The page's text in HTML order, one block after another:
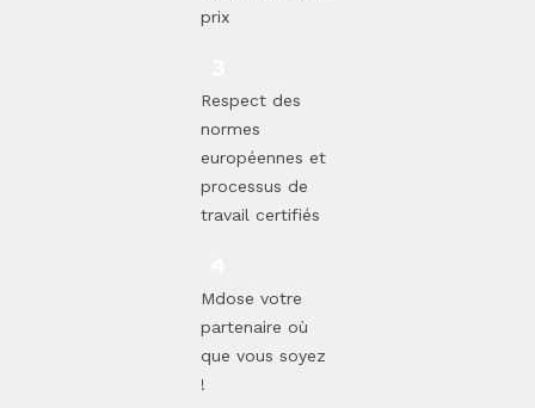
prix
Respect des
normes
européennes et
processus de
travail certifiés
Mdose votre
partenaire où
que vous soyez
!